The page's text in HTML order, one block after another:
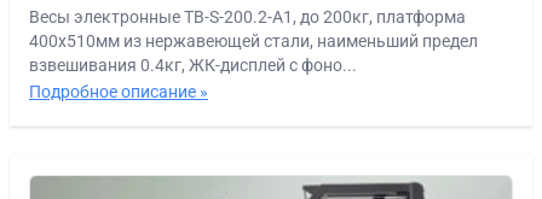
Весы электронные ТВ-S-200.2-A1, до 200кг, платформа
400х510мм из нержавеющей стали, наименьший предел
взвешивания 0.4кг, ЖК-дисплей с фоно...
Подробное описание »